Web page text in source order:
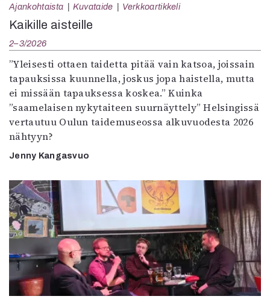
Ajankohtaista Kuvataide Verkkoartikkeli
Kaikille aisteille
2–3/2026
”Yleisesti ottaen taidetta pitää vain katsoa, joissain
tapauksissa kuunnella, joskus jopa haistella, mutta
ei missään tapauksessa koskea.” Kuinka
”saamelaisen nykytaiteen suurnäyttely” Helsingissä
vertautuu Oulun taidemuseossa alkuvuodesta 2026
nähtyyn?
Jenny Kangasvuo